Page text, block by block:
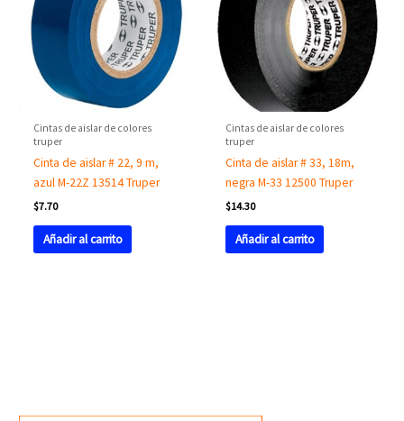
Cintas de aislar de colores
truper
Cinta de aislar # 22, 9 m,
azul M-22Z 13514 Truper
$7.70
Añadir al carrito
Cintas de aislar de colores
truper
Cinta de aislar # 33, 18m,
negra M-33 12500 Truper
$14.30
Añadir al carrito